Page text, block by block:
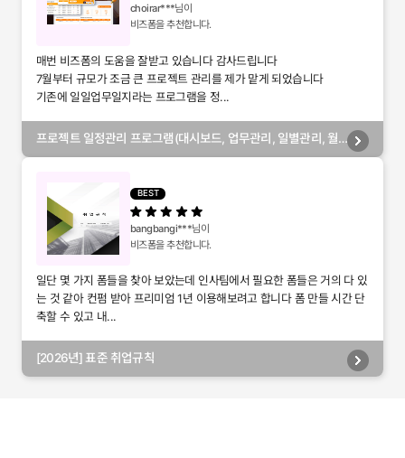
choirar***님이
비즈폼을 추천합니다.
매번 비즈폼의 도움을 잘받고 있습니다 감사드립니다
7월부터 규모가 조금 큰 프로젝트 관리를 제가 맡게 되었습니다
기존에 일일업무일지라는 프로그램을 정...
프로젝트 일정관리 프로그램(대시보드, 업무관리, 일별관리, 월
BEST
bangbangi***님이
비즈폼을 추천합니다.
일단 몇 가지 폼들을 찾아 보았는데 인사팀에서 필요한 폼들은 거의 다 있
는 것 같아 컨펌 받아 프리미엄 1년 이용해보려고 합니다 폼 만들 시간 단
축할 수 있고 내...
[2026년] 표준 취업규칙